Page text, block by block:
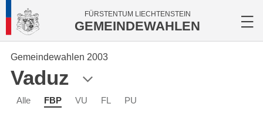
FÜRSTENTUM LIECHTENSTEIN
GEMEINDEWAHLEN
Gemeindewahlen 2003
Vaduz
Alle FBP VU FL PU